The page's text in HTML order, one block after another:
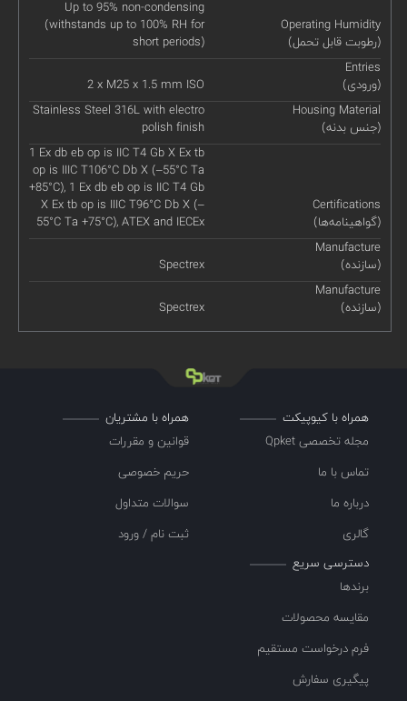
Operating Humidity
(رطوبت قابل تحمل)
Up to 95% non-condensing
(withstands up to 100% RH for
short periods)
Entries
(ورودی)
2 x M25 x 1.5 mm ISO
Housing Material
(جنس بدنه)
Stainless Steel 316L with electro
polish finish
Certifications
(گواهینامه‌ها)
1 Ex db eb op is IIC T4 Gb X Ex tb
op is IIIC T106°C Db X (–55°C Ta
+85°C), 1 Ex db eb op is IIC T4 Gb
X Ex tb op is IIIC T96°C Db X (–
55°C Ta +75°C), ATEX and IECEx
Manufacture
(سازنده)
Spectrex
Manufacture
(سازنده)
Spectrex
همراه با کیوپیکت
مجله تخصصی Qpket
تماس با ما
درباره ما
گالری
همراه با مشتریان
قوانین و مقررات
حریم خصوصی
سوالات متداول
ثبت نام / ورود
دسترسی سریع
برندها
مقایسه محصولات
فرم درخواست مستقیم
پیگیری سفارش